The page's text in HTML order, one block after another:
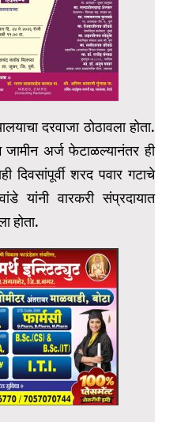
दरवाजा ठोठावला होता.
जामीन अर्ज फेटाळल्यानंतर ही
दिवसांपूर्वी शरद पवार गटाचे
यांनी वारकरी संप्रदायात
होता.